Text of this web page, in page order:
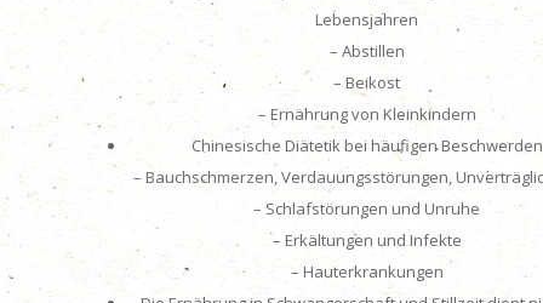
Lebensjahren
– Abstillen
– Beikost
– Ernährung von Kleinkindern
Chinesische Diätetik bei häufigen Beschwerden
– Bauchschmerzen, Verdauungsstörungen,
– Schlafstörungen und Unruhe
– Erkältungen und Infekte
– Hauterkrankungen